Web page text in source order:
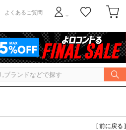
よくあるご質問
[ 前に戻る ]